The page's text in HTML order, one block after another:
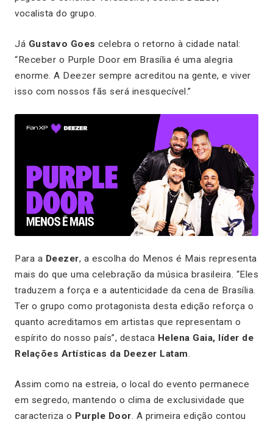
vocalista do grupo.
Já Gustavo Goes celebra o retorno à cidade natal:
“Receber o Purple Door em Brasília é uma alegria
enorme. A Deezer sempre acreditou na gente, e viver
isso com nossos fãs será inesquecível.”
Para a Deezer, a escolha do Menos é Mais representa
mais do que uma celebração da música brasileira. “Eles
traduzem a força e a autenticidade da cena de Brasília.
Ter o grupo como protagonista desta edição reforça o
quanto acreditamos em artistas que representam o
espírito do nosso país”, destaca Helena Gaia, líder de
Relações Artísticas da Deezer Latam.
Assim como na estreia, o local do evento permanece
em segredo, mantendo o clima de exclusividade que
caracteriza o Purple Door. A primeira edição contou